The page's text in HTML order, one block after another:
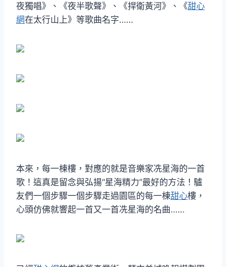
夜獨唱》、《夜半歌聲》、《捍衛黃河》、《甜心
網在太行山上》等歌曲名字……
本來，每一棟樓，對應的就是音樂家冼星海的一首
歌！這真是留念與弘揚“星海精力”最好的方法！驢
友們一個步驟一個步驟走過園區的每一棟甜心樓，
心頭仿佛就響起一首又一首冼星海的名曲……